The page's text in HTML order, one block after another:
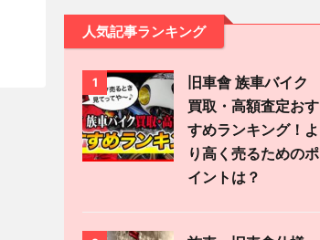
人気記事ランキング
1
旧車會 族車バイク
買取・高額査定おす
すめランキング！よ
り高く売るためのポ
イントは？